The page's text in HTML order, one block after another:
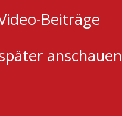
Beiträge
anschauen